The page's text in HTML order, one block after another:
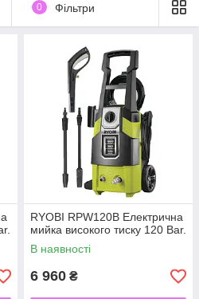
0 Фільтри
RYOBI RPW120B Електрична
мийка високого тиску 120 Bar.
В наявності
6 960 ₴